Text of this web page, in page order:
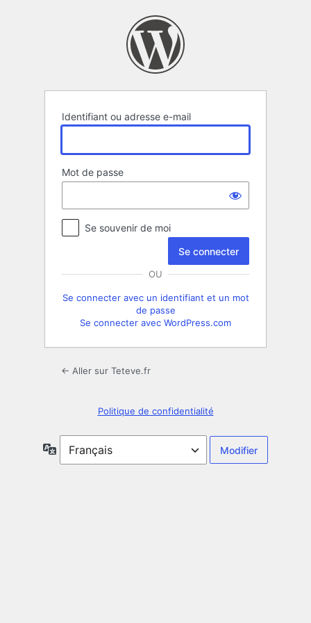
Identifiant ou adresse e-mail
Mot de passe
Se souvenir de moi
OU
Se connecter avec un identifiant et un mot
de passe
Se connecter avec WordPress.com
← Aller sur Teteve.fr
Politique de confidentialité
Langue